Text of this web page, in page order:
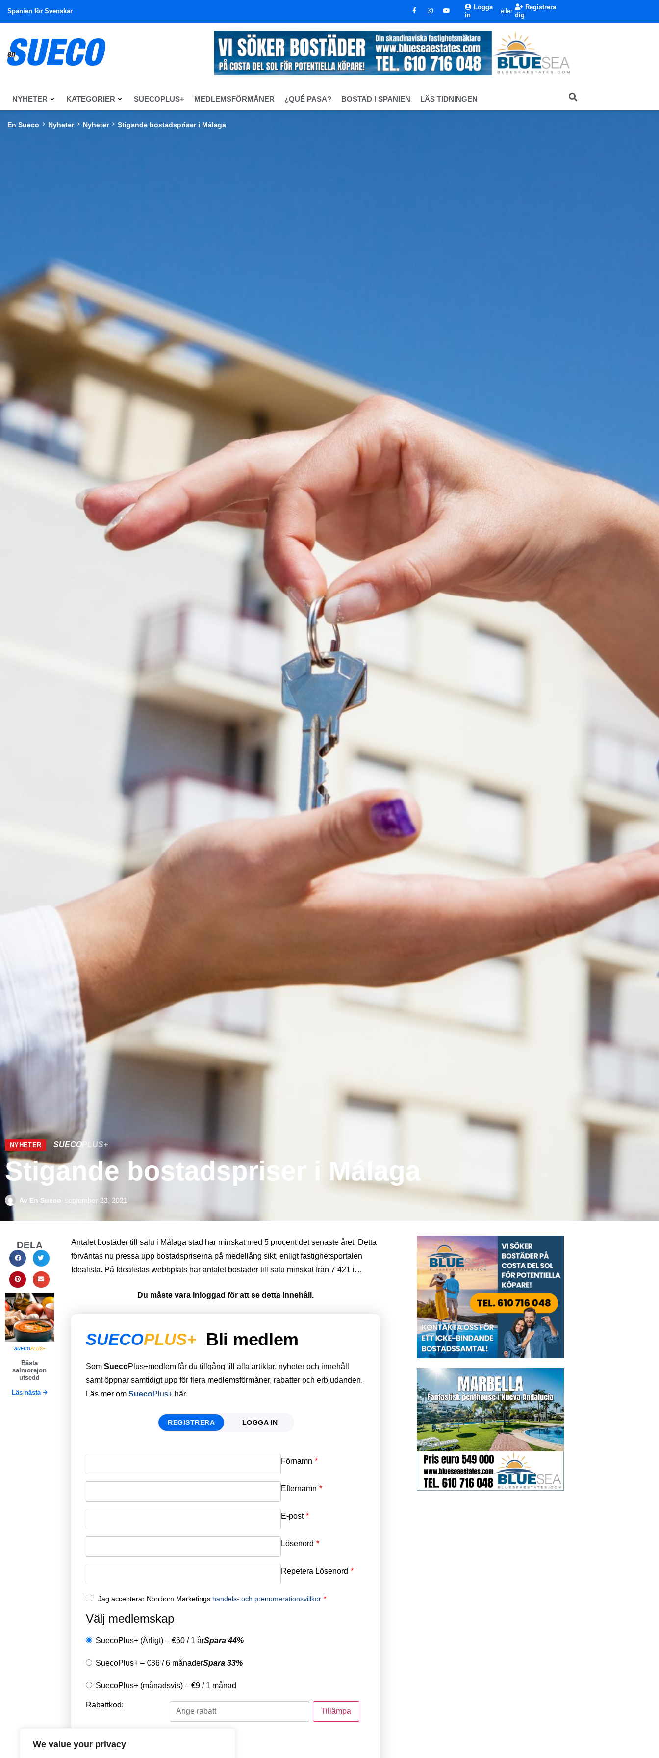
We value your privacy
Spanien för Svenskar
Logga
in
eller
Registrera
dig
NYHETER KATEGORIER SUECOPLUS+ MEDLEMSFÖRMÅNER ¿QUÉ PASA? BOSTAD I SPANIEN LÄS TIDNINGEN
En Sueco Nyheter Nyheter Stigande bostadspriser i Málaga
NYHETER SUECO PLUS+
Stigande bostadspriser i Málaga
Av En Sueco september 23, 2021
DELA
SUECOPLUS+
Bästa
salmorejon
utsedd
Läs nästa
Antalet bostäder till salu i Málaga stad har minskat med 5 procent det senaste året. Detta
förväntas nu pressa upp bostadspriserna på medellång sikt, enligt fastighetsportalen
Idealista. På Idealistas webbplats har antalet bostäder till salu minskat från 7 421 i…
Du måste vara inloggad för att se detta innehåll.
SUECOPLUS+ Bli medlem
Som SuecoPlus+medlem får du tillgång till alla artiklar, nyheter och innehåll
samt öppnar samtidigt upp för flera medlemsförmåner, rabatter och erbjudanden.
Läs mer om SuecoPlus+ här.
REGISTRERA LOGGA IN
Förnamn *
Efternamn *
E-post *
Lösenord *
Repetera Lösenord *
Jag accepterar Norrbom Marketings handels- och prenumerationsvillkor *
Välj medlemskap
SuecoPlus+ (Årligt) – €60 / 1 årSpara 44%
SuecoPlus+ – €36 /6 månaderSpara 33%
SuecoPlus+ (månadsvis) – €9 / 1 månad
Rabattkod:
Välj en betalningsmetod
Email
Password